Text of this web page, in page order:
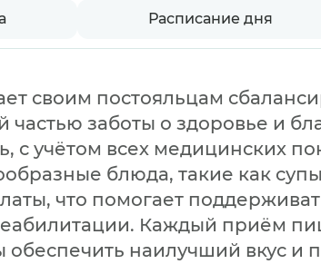
Расписание дня
своим постояльцам
частью заботы о здоровье и
с учётом всех медицинских
блюда, такие как
что помогает
Каждый приём
обеспечить наилучший вкус и